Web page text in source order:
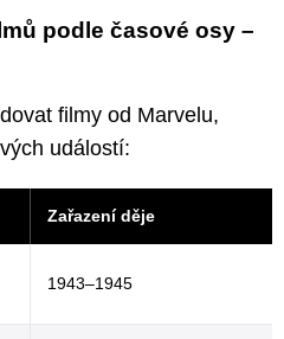
podle časové osy –
filmy od Marvelu,
událostí:
Zařazení děje
1943–1945